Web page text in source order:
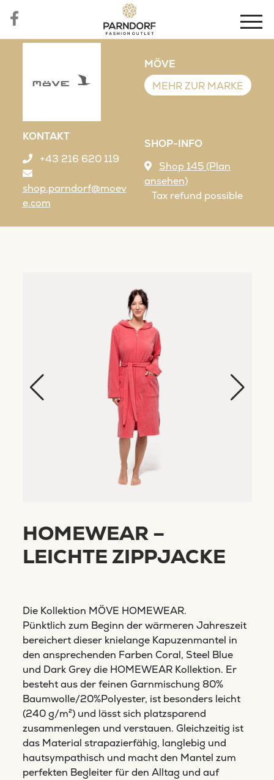
MÖVE
MEHR ZUR MARKE
KONTAKT
+43 216 620 119
shop.parndorf@moev
e.com
SHOP-INFO
Shop 145 (Plan
ansehen)
Tax refund possible
HOMEWEAR –
LEICHTE ZIPPJACKE
Die Kollektion MÖVE HOMEWEAR.
Pünktlich zum Beginn der wärmeren Jahreszeit
bereichert dieser knielange Kapuzenmantel in
den ansprechenden Farben Coral, Steel Blue
und Dark Grey die HOMEWEAR Kollektion. Er
besteht aus der feinen Garnmischung 80%
Baumwolle/20%Polyester, ist besonders leicht
(240 g/m²) und lässt sich platzsparend
zusammenlegen und verstauen. Gleichzeitig ist
das Material strapazierfähig, langlebig und
hautsympathisch und macht den Mantel zum
perfekten Begleiter für den Alltag und auf